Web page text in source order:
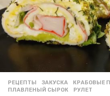
РЕЦЕПТЫ ЗАКУСКА ,КРАБОВЫЕ
ПЛАВЛЕНЫЙ СЫРОК
,РУЛЕТ